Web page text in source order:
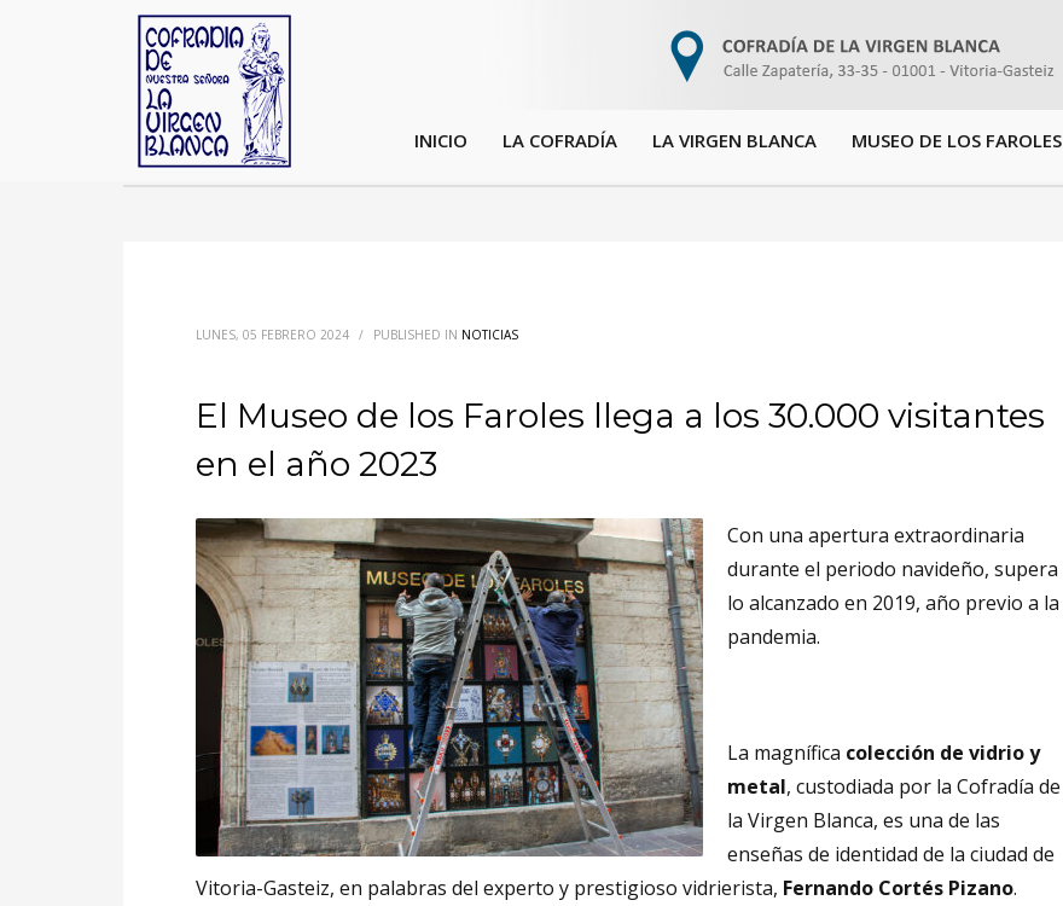
INICIO LA COFRADÍA LA VIRGEN BLANCA MUSEO DE LOS FAROLES
LUNES, 05 FEBRERO 2024 / PUBLISHED IN NOTICIAS
El Museo de los Faroles llega a los 30.000 visitantes
en el año 2023
Con una apertura extraordinaria
durante el periodo navideño, supera
lo alcanzado en 2019, año previo a la
pandemia.
La magnífica colección de vidrio y
metal, custodiada por la Cofradía de
la Virgen Blanca, es una de las
enseñas de identidad de la ciudad de
Vitoria-Gasteiz, en palabras del experto y prestigioso vidrierista, Fernando Cortés Pizano.